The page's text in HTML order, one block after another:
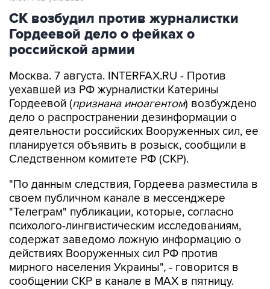
СК возбудил против журналистки
Гордеевой дело о фейках о
российской армии
Москва. 7 августа. INTERFAX.RU - Против
уехавшей из РФ журналистки Катерины
Гордеевой (признана иноагентом) возбуждено
дело о распространении дезинформации о
деятельности российских Вооруженных сил, ее
планируется объявить в розыск, сообщили в
Следственном комитете РФ (СКР).
"По данным следствия, Гордеева разместила в
своем публичном канале в мессенджере
"Телеграм" публикации, которые, согласно
психолого-лингвистическим исследованиям,
содержат заведомо ложную информацию о
действиях Вооруженных сил РФ против
мирного населения Украины", - говорится в
сообщении СКР в канале в MAX в пятницу.